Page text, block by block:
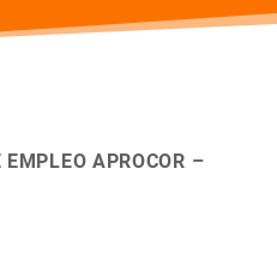
EMPLEO APROCOR –